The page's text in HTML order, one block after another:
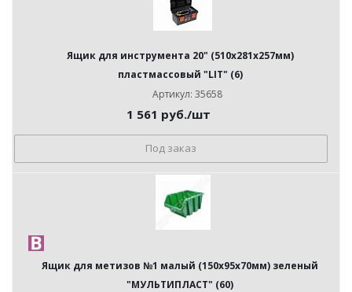
Ящик для инструмента 20" (510х281х257мм)
пластмассовый "LIT" (6)
Артикул: 35658
1 561 руб./шт
Под заказ
Ящик для метизов №1 малый (150х95х70мм) зеленый
"МУЛЬТИПЛАСТ" (60)